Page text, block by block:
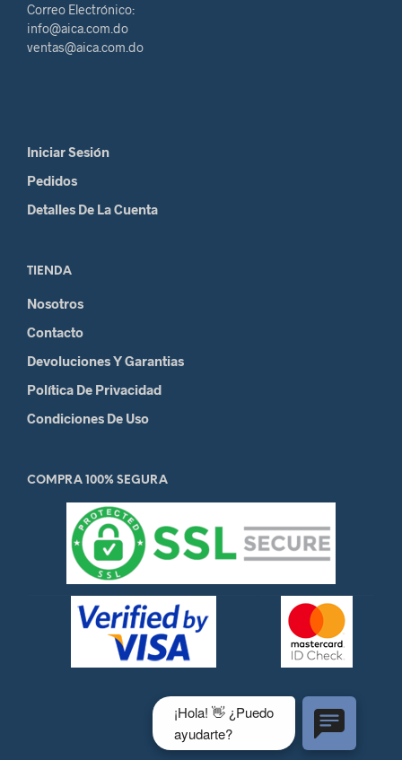
Correo Electrónico:
info@aica.com.do
ventas@aica.com.do
Iniciar Sesión
Pedidos
Detalles De La Cuenta
TIENDA
Nosotros
Contacto
Devoluciones Y Garantias
Política De Privacidad
Condiciones De Uso
COMPRA 100% SEGURA